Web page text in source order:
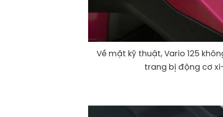
Về mặt kỹ thuật, Vario 125
trang bị động cơ